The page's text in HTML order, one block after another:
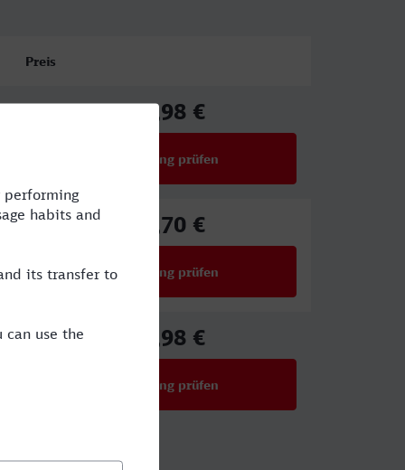
Preis
17,98 €
Verbindung prüfen
30,70 €
Verbindung prüfen
17,98 €
Verbindung prüfen